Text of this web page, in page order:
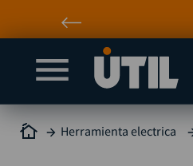
Herramienta electrica